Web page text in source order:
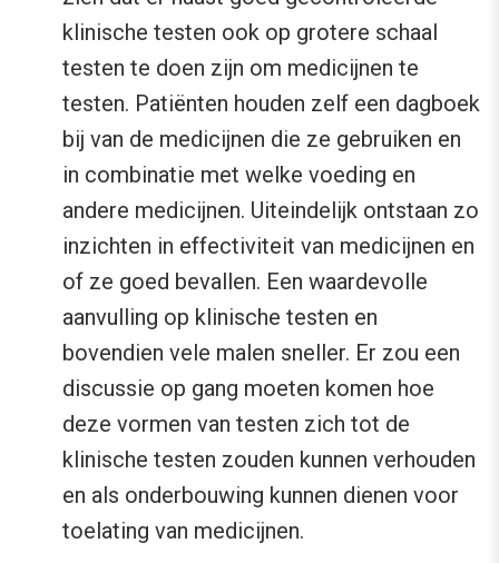
klinische testen ook op grotere schaal
testen te doen zijn om medicijnen te
testen. Patiënten houden zelf een dagboek
bij van de medicijnen die ze gebruiken en
in combinatie met welke voeding en
andere medicijnen. Uiteindelijk ontstaan zo
inzichten in effectiviteit van medicijnen en
of ze goed bevallen. Een waardevolle
aanvulling op klinische testen en
bovendien vele malen sneller. Er zou een
discussie op gang moeten komen hoe
deze vormen van testen zich tot de
klinische testen zouden kunnen verhouden
en als onderbouwing kunnen dienen voor
toelating van medicijnen.